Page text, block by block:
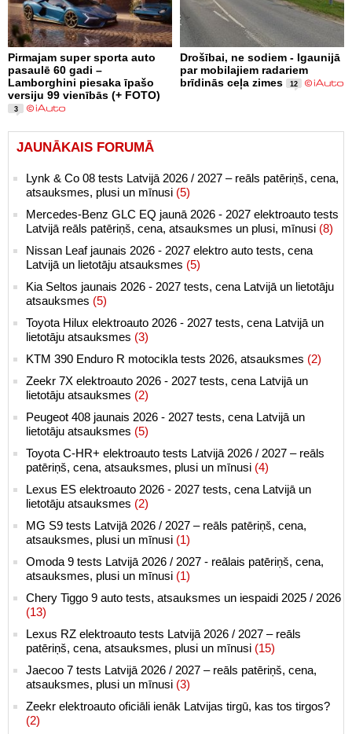
Pirmajam super sporta auto
pasaulē 60 gadi –
Lamborghini piesaka īpašo
versiju 99 vienībās (+ FOTO)
3
Drošībai, ne sodiem - Igaunijā
par mobilajiem radariem
brīdinās ceļa zimes
12
JAUNĀKAIS FORUMĀ
Lynk & Co 08 tests Latvijā 2026 / 2027 – reāls patēriņš, cena,
atsauksmes, plusi un mīnusi (5)
Mercedes-Benz GLC EQ jaunā 2026 - 2027 elektroauto tests
Latvijā reāls patēriņš, cena, atsauksmes un plusi, mīnusi (8)
Nissan Leaf jaunais 2026 - 2027 elektro auto tests, cena
Latvijā un lietotāju atsauksmes (5)
Kia Seltos jaunais 2026 - 2027 tests, cena Latvijā un lietotāju
atsauksmes (5)
Toyota Hilux elektroauto 2026 - 2027 tests, cena Latvijā un
lietotāju atsauksmes (3)
KTM 390 Enduro R motocikla tests 2026, atsauksmes (2)
Zeekr 7X elektroauto 2026 - 2027 tests, cena Latvijā un
lietotāju atsauksmes (2)
Peugeot 408 jaunais 2026 - 2027 tests, cena Latvijā un
lietotāju atsauksmes (5)
Toyota C-HR+ elektroauto tests Latvijā 2026 / 2027 – reāls
patēriņš, cena, atsauksmes, plusi un mīnusi (4)
Lexus ES elektroauto 2026 - 2027 tests, cena Latvijā un
lietotāju atsauksmes (2)
MG S9 tests Latvijā 2026 / 2027 – reāls patēriņš, cena,
atsauksmes, plusi un mīnusi (1)
Omoda 9 tests Latvijā 2026 / 2027 - reālais patēriņš, cena,
atsauksmes, plusi un mīnusi (1)
Chery Tiggo 9 auto tests, atsauksmes un iespaidi 2025 / 2026
(13)
Lexus RZ elektroauto tests Latvijā 2026 / 2027 – reāls
patēriņš, cena, atsauksmes, plusi un mīnusi (15)
Jaecoo 7 tests Latvijā 2026 / 2027 – reāls patēriņš, cena,
atsauksmes, plusi un mīnusi (3)
Zeekr elektroauto oficiāli ienāk Latvijas tirgū, kas tos tirgos?
(2)